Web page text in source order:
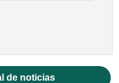
de noticias